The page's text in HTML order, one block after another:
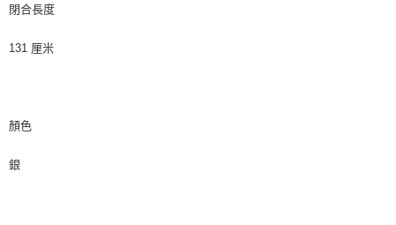
閉合長度
131 厘米
顏色
銀